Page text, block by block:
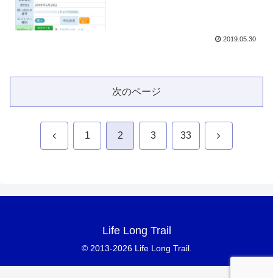
2019.05.30
次のページ
前 1 2 3 33 次
Life Long Trail
© 2013-2026 Life Long Trail.